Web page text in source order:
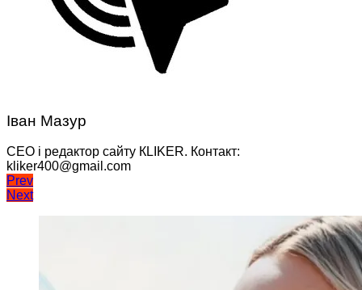
Іван Мазур
CEO і редактор сайту КLIKER. Контакт:
kliker400@gmail.com
Навігація
записів
Prev
Next